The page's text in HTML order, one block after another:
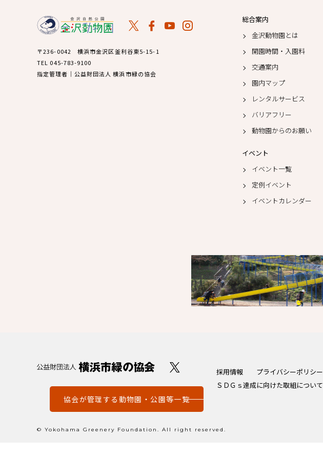
〒236-0042 横浜市金沢区釜利谷東5-15-1
TEL 045-783-9100
指定管理者｜公益財団法人 横浜市緑の協会
総合案内
金沢動物園とは
開園時間・入園料
交通案内
園内マップ
レンタルサービス
バリアフリー
動物園からのお願い
イベント
イベント一覧
定例イベント
イベントカレンダー
協会が管理する動物園・公園等一覧
採用情報 プライバシーポリシー
ＳＤＧｓ達成に向けた取組について
© Yokohama Greenery Foundation. All right reserved.